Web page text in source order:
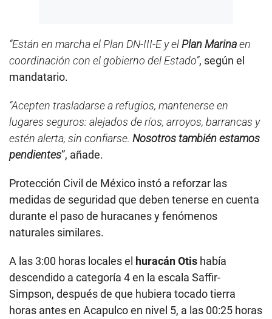
“Están en marcha el Plan DN-III-E y elPlan Marinaen
coordinación con el gobierno del Estado”, según el
mandatario.
“Acepten trasladarse a refugios, mantenerse en
lugares seguros: alejados de ríos, arroyos, barrancas y
estén alerta, sin confiarse. Nosotros también estamos
pendientes”, añade.
Protección Civil de México instó a reforzar las
medidas de seguridad que deben tenerse en cuenta
durante el paso de huracanes y fenómenos
naturales similares.
A las 3:00 horas locales el huracán Otis había
descendido a categoría 4 en la escala Saffir-
Simpson, después de que hubiera tocado tierra
horas antes en Acapulco en nivel 5, a las 00:25 horas